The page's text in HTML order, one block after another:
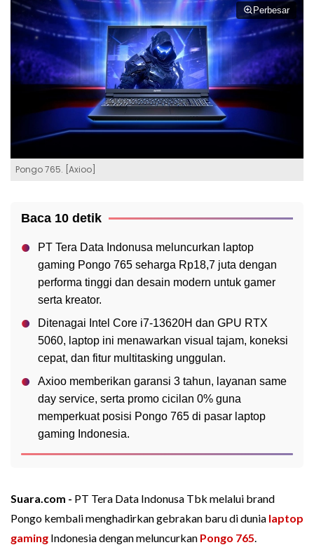
Perbesar
Pongo 765. [Axioo]
Baca 10 detik
PT Tera Data Indonusa meluncurkan laptop
gaming Pongo 765 seharga Rp18,7 juta dengan
performa tinggi dan desain modern untuk gamer
serta kreator.
Ditenagai Intel Core i7-13620H dan GPU RTX
5060, laptop ini menawarkan visual tajam, koneksi
cepat, dan fitur multitasking unggulan.
Axioo memberikan garansi 3 tahun, layanan same
day service, serta promo cicilan 0% guna
memperkuat posisi Pongo 765 di pasar laptop
gaming Indonesia.
Suara.com - PT Tera Data Indonusa Tbk melalui brand
Pongo kembali menghadirkan gebrakan baru di dunia laptop
gaming Indonesia dengan meluncurkan Pongo 765.